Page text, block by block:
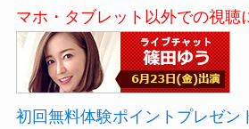
マホ・タブレット以外での視聴
初回無料体験ポイントプレゼン